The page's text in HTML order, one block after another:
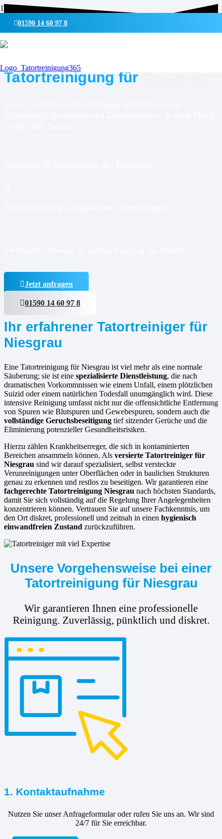
01590 14 60 97 8
Tatortreinigung für
Jetzt anfragen
01590 14 60 97 8
Ihr erfahrener Tatortreiniger für
Niesgrau
Eine Tatortreinigung für Niesgrau ist viel mehr als eine normale
Säuberung; sie ist eine spezialisierte Dienstleistung, die nach
dramatischen Vorkommnissen wie einem Unfall, einem plötzlichen
Suizid oder einem natürlichen Todesfall unumgänglich wird. Diese
intensive Reinigung umfasst nicht nur die offensichtliche Entfernung
von Spuren wie Blutspuren und Gewebespuren, sondern auch die
vollständige Geruchsbeseitigung tief sitzender Gerüche und die
Eliminierung potenzieller Gesundheitsrisiken.
Hierzu zählen Krankheitserreger, die sich in kontaminierten
Bereichen ansammeln können. Als versierte Tatortreiniger für
Niesgrau sind wir darauf spezialisiert, selbst versteckte
Verunreinigungen unter Oberflächen oder in baulichen Strukturen
genau zu erkennen und restlos zu beseitigen. Wir garantieren eine
fachgerechte Tatortreinigung Niesgrau nach höchsten Standards,
damit Sie sich vollständig auf die Regelung Ihrer Angelegenheiten
konzentrieren können. Vertrauen Sie auf unsere Fachkenntnis, um
den Ort diskret, professionell und zeitnah in einen hygienisch
einwandfreien Zustand zurückzuführen.
Unsere Vorgehensweise bei einer
Tatortreinigung für Niesgrau
Wir garantieren Ihnen eine professionelle
Reinigung. Zuverlässig, pünktlich und diskret.
1. Kontaktaufnahme
Nutzen Sie unser Anfrageformular oder rufen Sie uns an. Wir sind
24/7 für Sie erreichbar.